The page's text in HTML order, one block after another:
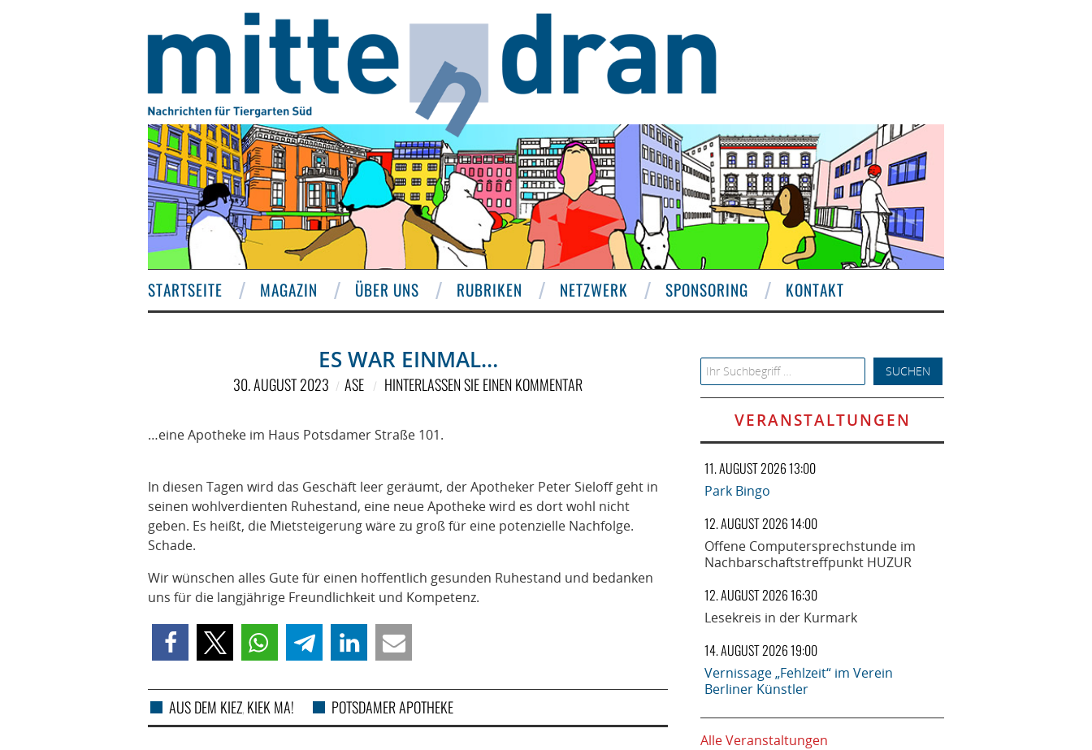
STARTSEITE MAGAZIN ÜBER UNS RUBRIKEN NETZWERK SPONSORING KONTAKT
ES WAR EINMAL…
30. AUGUST 2023 ASE HINTERLASSEN SIE EINEN KOMMENTAR
…eine Apotheke im Haus Potsdamer Straße 101.
In diesen Tagen wird das Geschäft leer geräumt, der Apotheker Peter Sieloff geht in
seinen wohlverdienten Ruhestand, eine neue Apotheke wird es dort wohl nicht
geben. Es heißt, die Mietsteigerung wäre zu groß für eine potenzielle Nachfolge.
Schade.
Wir wünschen alles Gute für einen hoffentlich gesunden Ruhestand und bedanken
uns für die langjährige Freundlichkeit und Kompetenz.
AUS DEM KIEZ, KIEK MA! POTSDAMER APOTHEKE
Search for:
VERANSTALTUNGEN
11. AUGUST 2026 13:00
Park Bingo
12. AUGUST 2026 14:00
Offene Computersprechstunde im
Nachbarschaftstreffpunkt HUZUR
12. AUGUST 2026 16:30
Lesekreis in der Kurmark
14. AUGUST 2026 19:00
Vernissage „Fehlzeit“ im Verein
Berliner Künstler
Alle Veranstaltungen